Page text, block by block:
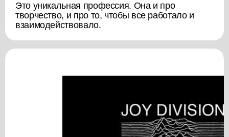
Это уникальная профессия. Она и про
творчество, и про то, чтобы все работало и
взаимодействовало.